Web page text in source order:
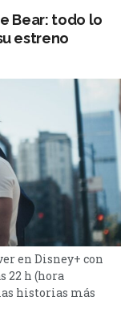
Bear: todo lo
estreno
en Disney+ con
22 h (hora
historias más
para las